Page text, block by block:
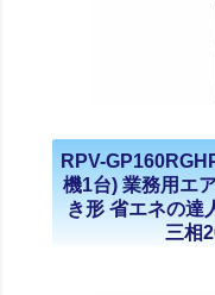
RPV-
機1台) 業務用エ
き形 省エネの達
三相